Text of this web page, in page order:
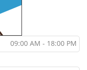
09:00 AM - 18:00 PM